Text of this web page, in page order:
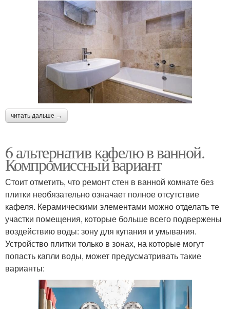
читать дальше →
6 альтернатив кафелю в ванной.
Компромиссный вариант
Стоит отметить, что ремонт стен в ванной комнате без
плитки необязательно означает полное отсутствие
кафеля. Керамическими элементами можно отделать те
участки помещения, которые больше всего подвержены
воздействию воды: зону для купания и умывания.
Устройство плитки только в зонах, на которые могут
попасть капли воды, может предусматривать такие
варианты: